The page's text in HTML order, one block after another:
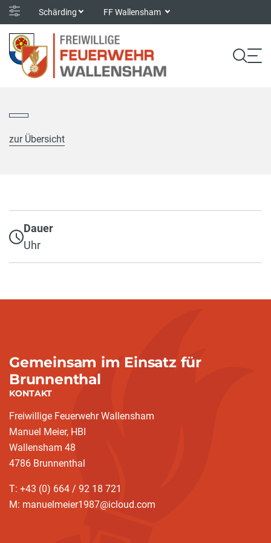
Schärding FF Wallensham
zur Übersicht
Dauer
Uhr
Gemeinsam im Einsatz für
Brunnenthal
KONTAKT
Freiwillige Feuerwehr Wallensham
Manuel Meier, HBI
Wallensham 48
4786 Brunnenthal
T: +43 (0) 664 / 92 18 721
M: manuelmeier1987@icloud.com